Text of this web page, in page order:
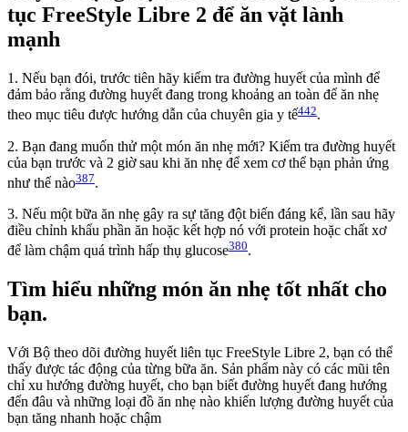
tục FreeStyle Libre 2 để ăn vặt lành
mạnh
1. Nếu bạn đói, trước tiên hãy kiểm tra đường huyết của mình để
đảm bảo rằng đường huyết đang trong khoảng an toàn để ăn nhẹ
theo mục tiêu được hướng dẫn của chuyên gia y tế442.
2. Bạn đang muốn thử một món ăn nhẹ mới? Kiểm tra đường huyết
của bạn trước và 2 giờ sau khi ăn nhẹ để xem cơ thể bạn phản ứng
như thế nào387.
3. Nếu một bữa ăn nhẹ gây ra sự tăng đột biến đáng kể, lần sau hãy
điều chỉnh khẩu phần ăn hoặc kết hợp nó với protein hoặc chất xơ
để làm chậm quá trình hấp thụ glucose380.
Tìm hiểu những món ăn nhẹ tốt nhất cho
bạn.
Với Bộ theo dõi đường huyết liên tục FreeStyle Libre 2, bạn có thể
thấy được tác động của từng bữa ăn. Sản phẩm này có các mũi tên
chỉ xu hướng đường huyết, cho bạn biết đường huyết đang hướng
đến đâu và những loại đồ ăn nhẹ nào khiến lượng đường huyết của
bạn tăng nhanh hoặc chậm